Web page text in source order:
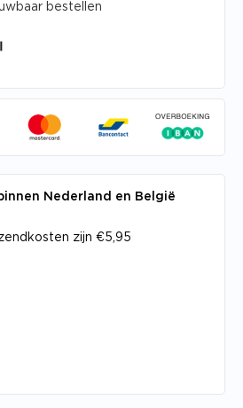
bestellen
Nederland en België
zijn €5,95